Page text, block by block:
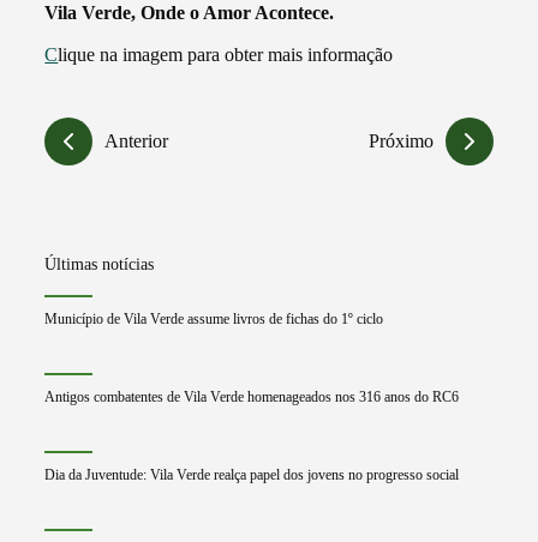
Vila Verde, Onde o Amor Acontece.
Clique na imagem para obter mais informação
Anterior Próximo
Últimas notícias
Município de Vila Verde assume livros de fichas do 1º ciclo
Antigos combatentes de Vila Verde homenageados nos 316 anos do RC6
Dia da Juventude: Vila Verde realça papel dos jovens no progresso social